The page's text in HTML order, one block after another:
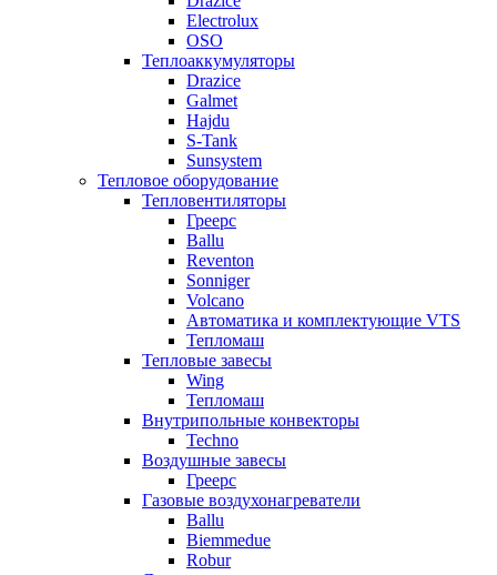
Electrolux
OSO
Теплоаккумуляторы
Drazice
Galmet
Hajdu
S-Tank
Sunsystem
Тепловое оборудование
Тепловентиляторы
Греерс
Ballu
Reventon
Sonniger
Volcano
Автоматика и комплектующие VTS
Тепломаш
Тепловые завесы
Wing
Тепломаш
Внутрипольные конвекторы
Techno
Воздушные завесы
Греерс
Газовые воздухонагреватели
Ballu
Biemmedue
Robur